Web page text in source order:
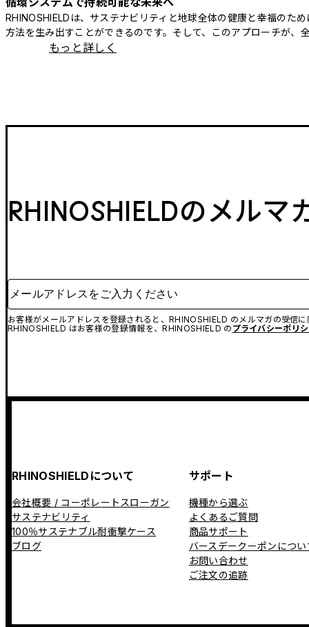
RHINOSHIELDは、サステナビリティと地球全体の健康と幸福のた
方法を生み出すことができるのです。そして、このアプローチが
もっと詳しく
RHINOSHIELDのメルマ
メールアドレスをご入力ください
お客様がメールアドレスを登録されると、RHINOSHIELD のメルマガの受信
RHINOSHIELD はお客様の登録情報を、RHINOSHIELD の プライバシーポリ
RHINOSHIELDについて
会社概要 / コーポレートスローガン
サステナビリティ
100％サステナブル耐衝撃ケース
ブログ
サポート
機種から選ぶ
よくあるご質問
商品サポート
バースデークーポンについ
お問い合わせ
ご注文の追跡